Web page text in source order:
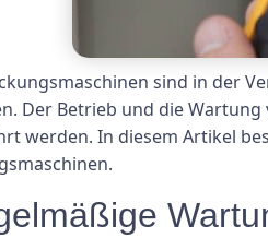
sind in der
Der Betrieb und die
werden. In diesem Artikel